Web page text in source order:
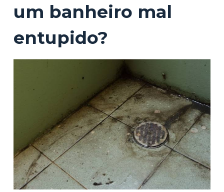
um banheiro mal
entupido?